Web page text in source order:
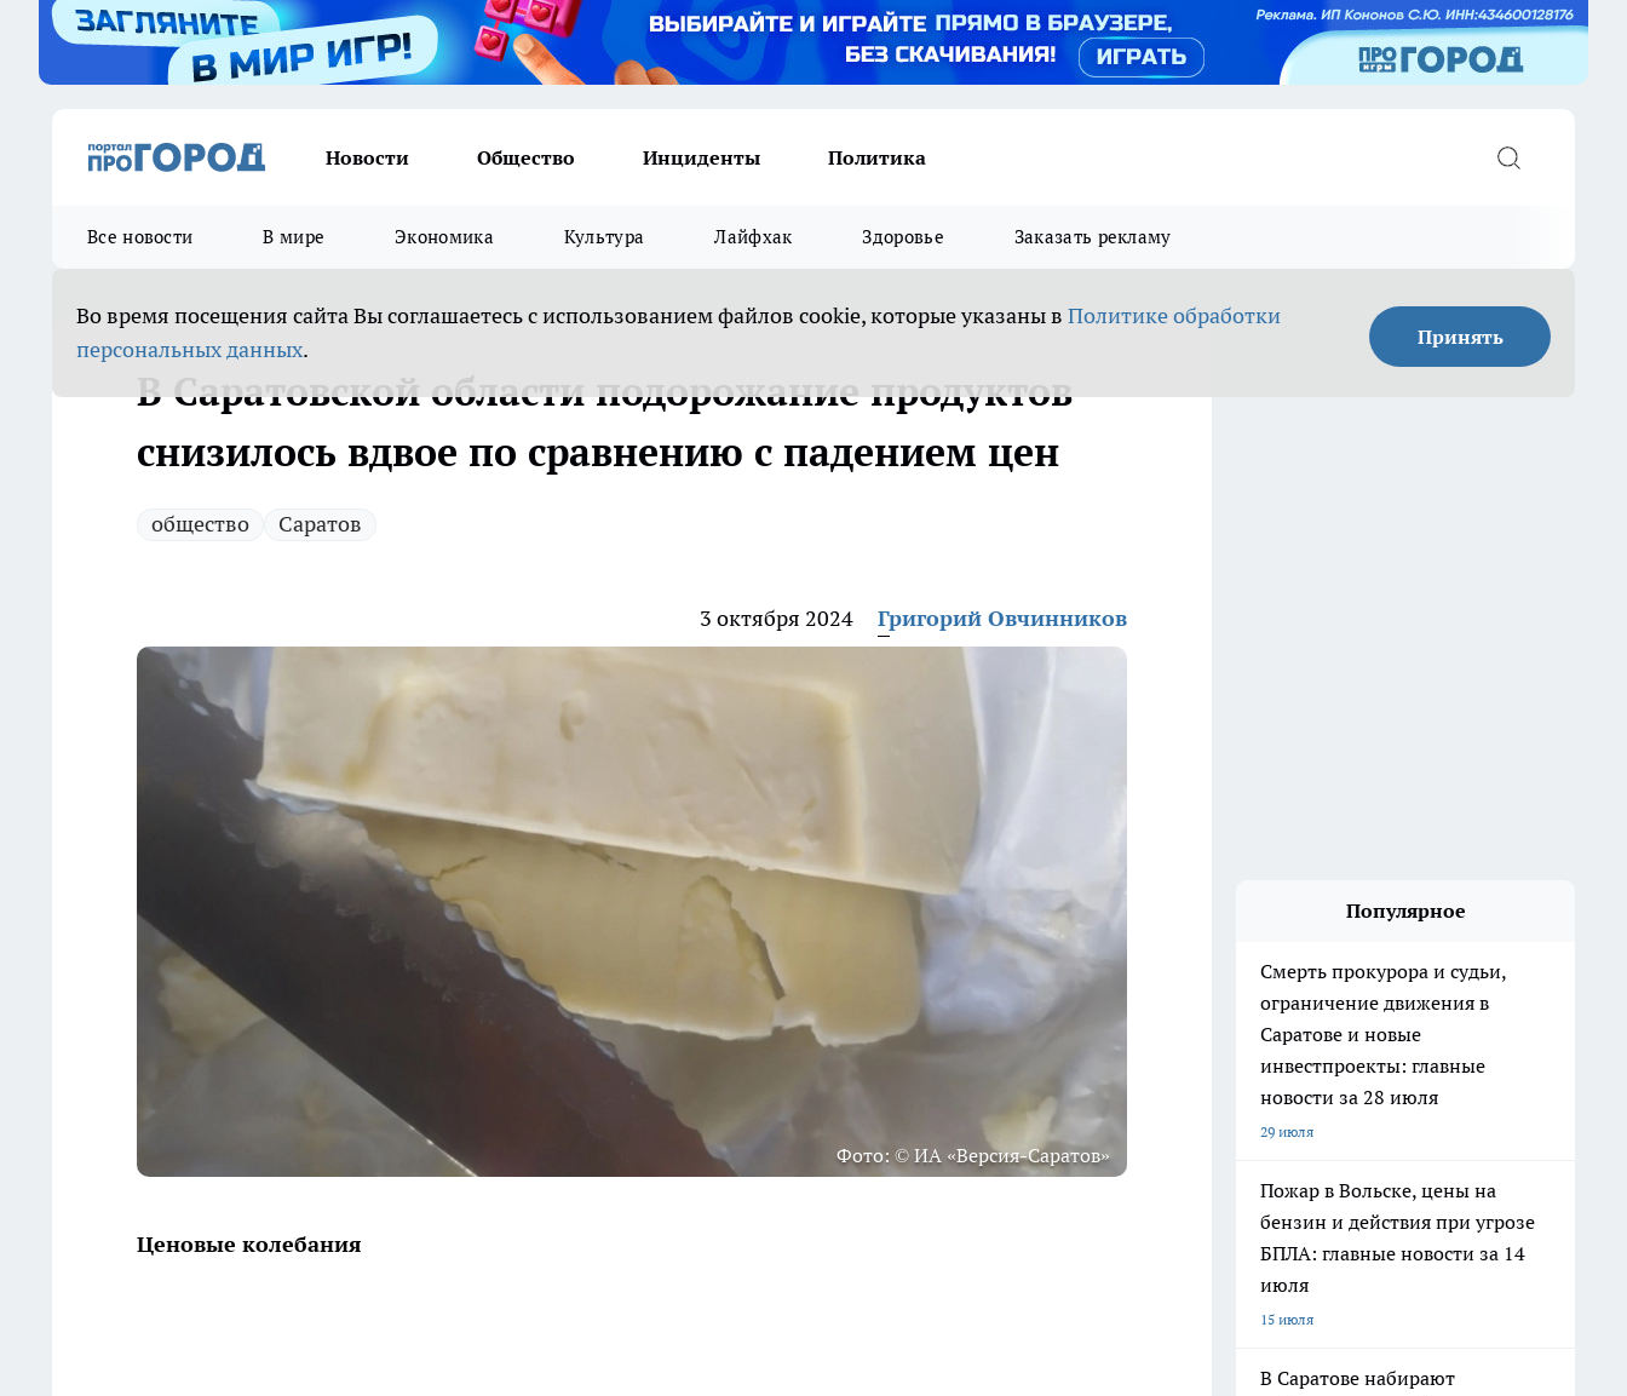
Новости Общество Инциденты Политика
Все новости В мире Экономика Культура Лайфхак Здоровье Заказать рекламу
Во время посещения сайта Вы соглашаетесь с использованием файлов cookie, которые указаны в Политике обработки
персональных данных. Принять
В Саратовской области подорожание продуктов
снизилось вдвое по сравнению с падением цен
общество Саратов
3 октября 2024 Григорий Овчинников
Фото: © ИА «Версия-Саратов»
Ценовые колебания
Популярное
Смерть прокурора и судьи,
ограничение движения в
Саратове и новые
инвестпроекты: главные
новости за 28 июля
29 июля
Пожар в Вольске, цены на
бензин и действия при угрозе
БПЛА: главные новости за 14
июля
15 июля
В Саратове набирают